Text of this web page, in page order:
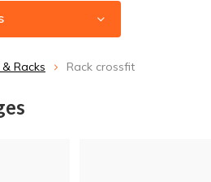
Racks Rack crossfit